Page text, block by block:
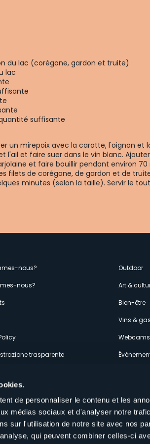
de personnaliser le contenu et les
médias sociaux et d'analyser notre
sur l'utilisation de notre site avec nos
qui peuvent combiner celles-ci
du lac (corégone, gardon et truite)
lac
suffisante
un mirepoix avec la carotte, l'oignon et
l'ail et faire suer dans le vin blanc.
et faire bouillir pendant environ
filets de corégone, de gardon et de
minutes (selon la taille). Servir le
nous?
nous?
trasparente
Outdoor
Art &
Bien-être
Vins &
Webcams
Suivez-